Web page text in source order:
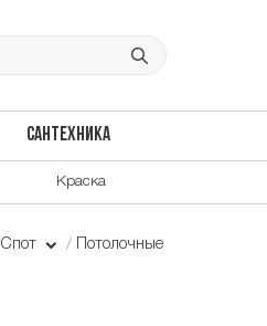
САНТЕХНИКА
Краска
Спот Потолочные